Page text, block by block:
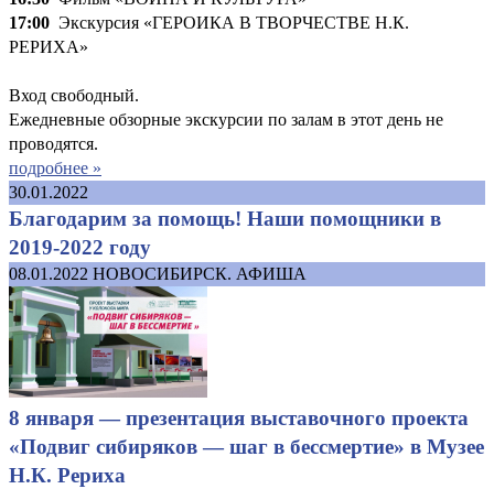
17:00 Экскурсия «ГЕРОИКА В ТВОРЧЕСТВЕ Н.К.
РЕРИХА»
Вход свободный.
Ежедневные обзорные экскурсии по залам в этот день не
проводятся.
подробнее »
30.01.2022
Благодарим за помощь! Наши помощники в
2019-2022 году
08.01.2022 НОВОСИБИРСК. АФИША
8 января — презентация выставочного проекта
«Подвиг сибиряков — шаг в бессмертие» в Музее
Н.К. Рериха